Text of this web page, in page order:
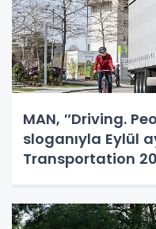
MAN, ″Driving.
sloganıyla Eylül
Transportation